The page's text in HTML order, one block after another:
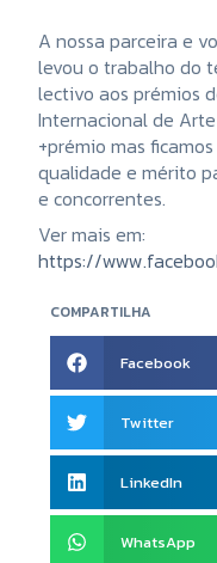
COMPARTILHA
Facebook
Twitter
LinkedIn
WhatsApp
A nossa parceira e
levou o trabalho do
lectivo aos prémios
Internacional de
+prémio mas
qualidade e mérito
e concorrentes.
Ver mais em:
https://